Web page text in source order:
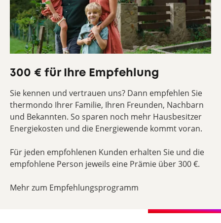
300 € für Ihre Empfehlung
Sie kennen und vertrauen uns? Dann empfehlen Sie
thermondo Ihrer Familie, Ihren Freunden, Nachbarn
und Bekannten. So sparen noch mehr Hausbesitzer
Energiekosten und die Energiewende kommt voran.
Für jeden empfohlenen Kunden erhalten Sie und die
empfohlene Person jeweils eine Prämie über 300 €.
Mehr zum Empfehlungsprogramm